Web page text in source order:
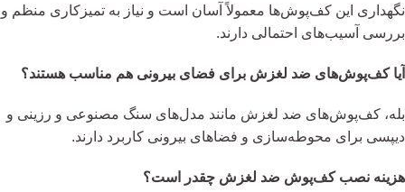
نگهداری این کف‌پوش‌ها معمولاً آسان است و نیاز به تمیزکاری منظم و
بررسی آسیب‌های احتمالی دارند.
آیا کف‌پوش‌های ضد لغزش برای فضای بیرونی هم مناسب هستند؟
بله، کف‌پوش‌های ضد لغزش مانند مدل‌های سنگ مصنوعی و رزینی و
دیپسی برای محوطه‌سازی و فضاهای بیرونی کاربرد دارند.
هزینه نصب کف‌پوش ضد لغزش چقدر است؟